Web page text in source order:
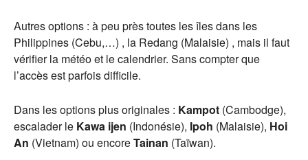
Autres options : à peu près toutes les îles dans les
Philippines (Cebu,…) , la Redang (Malaisie) , mais il faut
vérifier la météo et le calendrier. Sans compter que
l’accès est parfois difficile.
Dans les options plus originales : Kampot (Cambodge),
escalader le Kawa ijen (Indonésie), Ipoh (Malaisie), Hoi
An (Vietnam) ou encoreTainan (Taïwan).